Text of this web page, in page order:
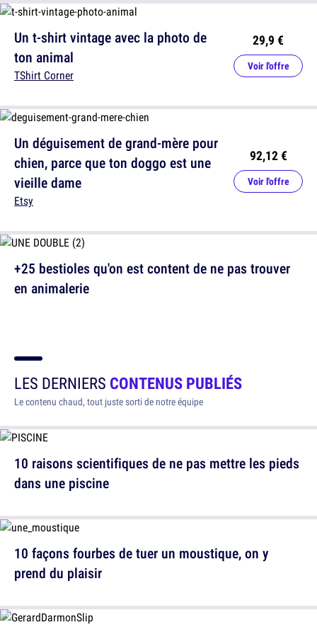
Un t-shirt vintage avec la photo de
ton animal
TShirt Corner
29,9 €
Voir l'offre
+25 bestioles qu'on est content de ne pas trouver
en animalerie
Un déguisement de grand-mère pour
chien, parce que ton doggo est une
vieille dame
Etsy
92,12 €
Voir l'offre
LES DERNIERS CONTENUS PUBLIÉS
Le contenu chaud, tout juste sorti de notre équipe
10 raisons scientifiques de ne pas mettre les pieds
dans une piscine
10 façons fourbes de tuer un moustique, on y
prend du plaisir